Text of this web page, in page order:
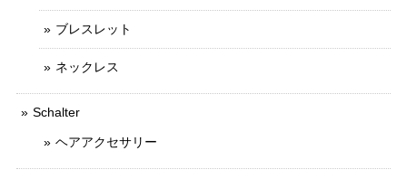
ブレスレット
ネックレス
Schalter
ヘアアクセサリー